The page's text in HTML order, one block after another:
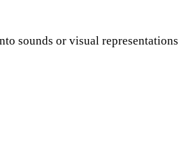
sounds or visual representations